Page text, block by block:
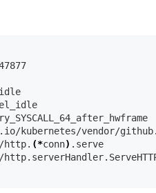
kubernetes/vendor/
http. (*conn) .serve